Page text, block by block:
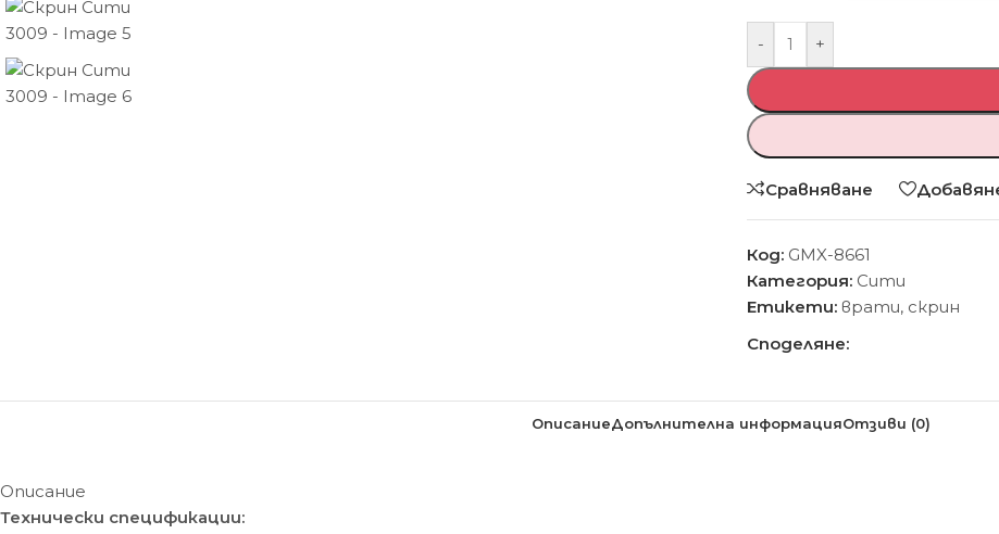
- +
Сравняване
Код: GMX-8661
Категория: Сити
Етикети: врати, скрин
Споделяне:
ОписаниеДопълнителна информацияОтзиви (0)
Описание
Технически спецификации: